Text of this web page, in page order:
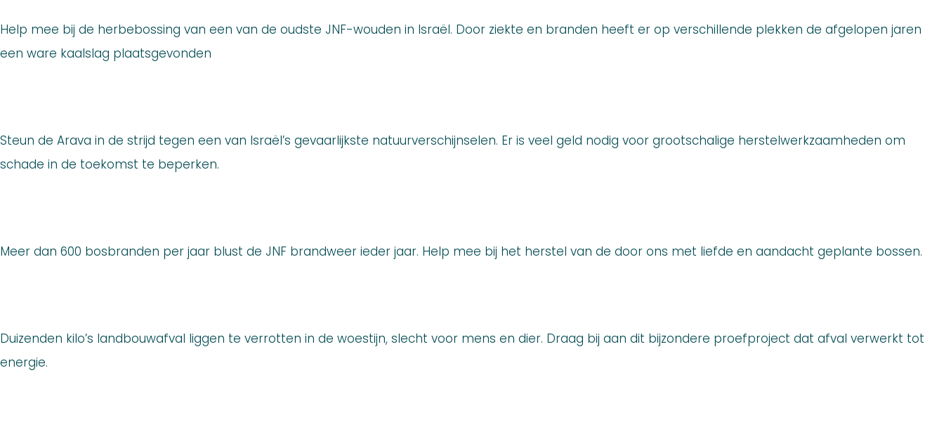
Help mee bij de herbebossing van een van de oudste JNF-wouden in Israël. Door ziekte en branden heeft er op verschillende plekken de afgelopen jaren
een ware kaalslag plaatsgevonden
Steun de Arava in de strijd tegen een van Israël’s gevaarlijkste natuurverschijnselen. Er is veel geld nodig voor grootschalige herstelwerkzaamheden om
schade in de toekomst te beperken.
Meer dan 600 bosbranden per jaar blust de JNF brandweer ieder jaar. Help mee bij het herstel van de door ons met liefde en aandacht geplante bossen.
Duizenden kilo’s landbouwafval liggen te verrotten in de woestijn, slecht voor mens en dier. Draag bij aan dit bijzondere proefproject dat afval verwerkt tot
energie.